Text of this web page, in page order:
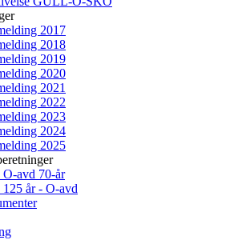
2017
2018
2019
2020
2021
2022
2023
2024
2025
avd 70-år
år - O-avd